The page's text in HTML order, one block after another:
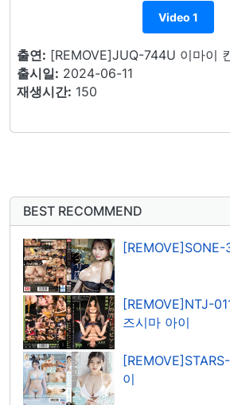
Video 1
출연: [REMOVE]JUQ-744U 이마이
출시일: 2024-06-11
재생시간: 150
BEST RECOMMEND
[REMOVE]NTJ-
즈시마 아이
이